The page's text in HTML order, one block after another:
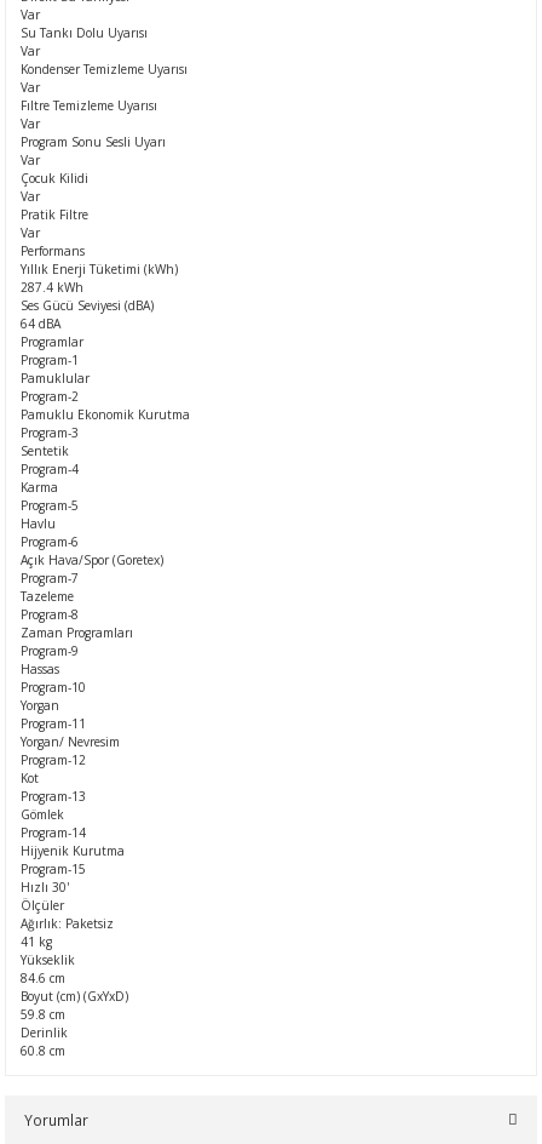
Var
Su Tankı Dolu Uyarısı
Var
Kondenser Temizleme Uyarısı
Var
Fıltre Temizleme Uyarısı
Var
Program Sonu Sesli Uyarı
Var
Çocuk Kilidi
Var
Pratik Filtre
Var
Performans
Yıllık Enerji Tüketimi (kWh)
287.4 kWh
Ses Gücü Seviyesi (dBA)
64 dBA
Programlar
Program-1
Pamuklular
Program-2
Pamuklu Ekonomik Kurutma
Program-3
Sentetik
Program-4
Karma
Program-5
Havlu
Program-6
Açık Hava/Spor (Goretex)
Program-7
Tazeleme
Program-8
Zaman Programları
Program-9
Hassas
Program-10
Yorgan
Program-11
Yorgan/ Nevresim
Program-12
Kot
Program-13
Gömlek
Program-14
Hijyenik Kurutma
Program-15
Hızlı 30'
Ölçüler
Ağırlık: Paketsiz
41 kg
Yükseklik
84.6 cm
Boyut (cm) (GxYxD)
59.8 cm
Derinlik
60.8 cm
Yorumlar